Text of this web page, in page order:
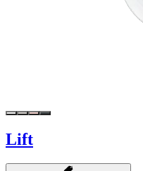
Lift